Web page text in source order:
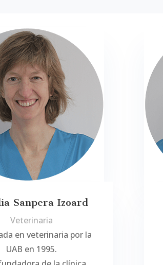
Sanpera Izoard
Veterinaria
en veterinaria por la
UAB en 1995.